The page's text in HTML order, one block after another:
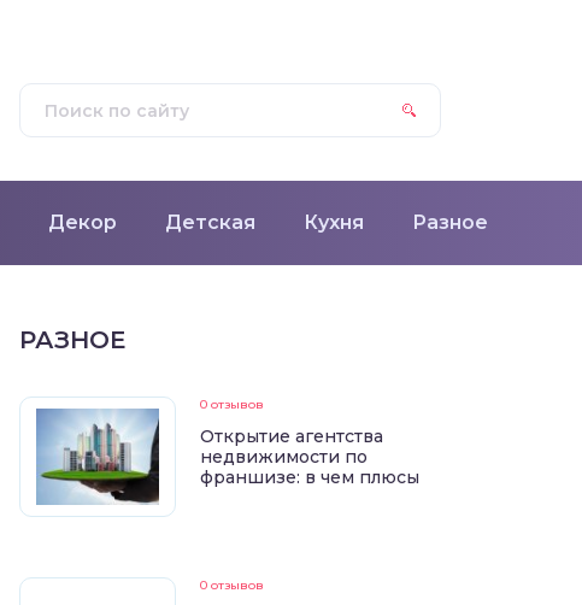
Декор Детская Кухня Разное
РАЗНОЕ
0 отзывов
Открытие агентства
недвижимости по
франшизе: в чем плюсы
0 отзывов